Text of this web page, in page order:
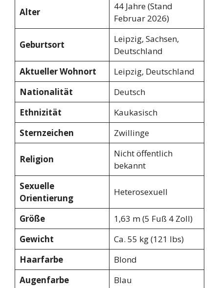
Alter
44 Jahre (Stand
Februar 2026)
Geburtsort
Leipzig, Sachsen,
Deutschland
Aktueller Wohnort
Leipzig, Deutschland
Nationalität
Deutsch
Ethnizität
Kaukasisch
Sternzeichen
Zwillinge
Religion
Nicht öffentlich
bekannt
Sexuelle
Orientierung
Heterosexuell
Größe
1,63 m (5 Fuß 4 Zoll)
Gewicht
Ca. 55 kg (121 lbs)
Haarfarbe
Blond
Augenfarbe
Blau